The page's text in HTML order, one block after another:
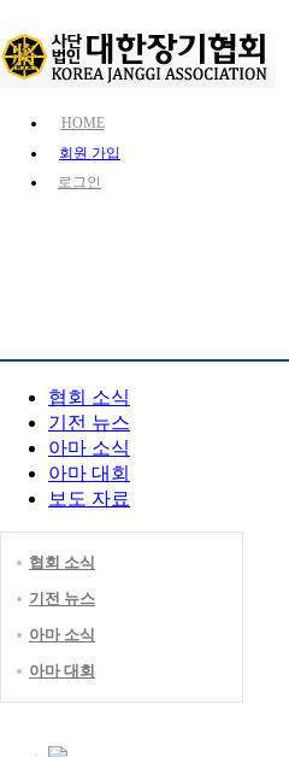
HOME
회원 가입
로그인
협회 소식
기전 뉴스
아마 소식
아마 대회
보도 자료
협회 소식
기전 뉴스
아마 소식
아마 대회